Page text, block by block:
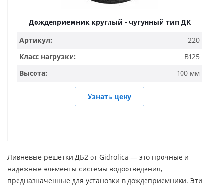
Дождеприемник круглый - чугунный тип ДК
Артикул:
220
Класс нагрузки:
B125
Высота:
100 мм
Узнать цену
Ливневые решетки ДБ2 от Gidrolica — это прочные и
надежные элементы системы водоотведения,
предназначенные для установки в дождеприемники. Эти